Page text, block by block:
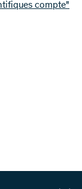
compte"